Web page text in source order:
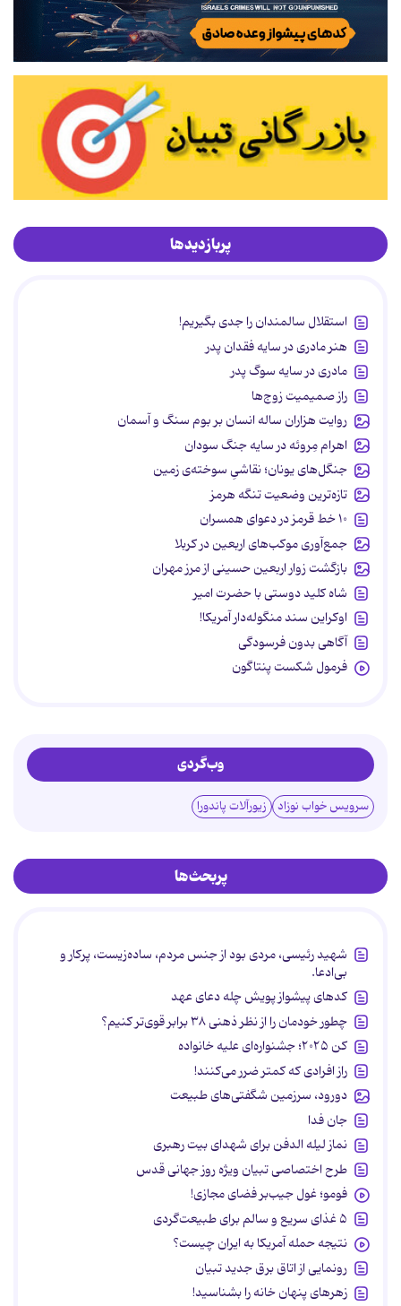
پربازدیدها
استقلال سالمندان را جدی بگیریم!
هنر مادری در سایه‌ فقدان پدر
مادری در سایه سوگ پدر
راز صمیمیت زوج‌ها
روایت هزاران ساله انسان بر بوم سنگ و آسمان
اهرام مِروئه در سایه جنگ سودان
جنگل‌های یونان؛ نقاشیِ سوخته‌ی زمین
تازه‌ترین وضعیت تنگه هرمز
۱۰ خط قرمز در دعوای همسران
جمع‌آوری موکب‌های اربعین در کربلا
بازگشت زوار اربعین حسینی از مرز مهران
شاه کلید دوستی با حضرت امیر
اوکراین سند منگوله‌دار آمریکا!
آگاهی بدون فرسودگی
فرمول شکست پنتاگون
وب‌گردی
سرویس خواب نوزاد زیورآلات پاندورا
پربحث‌ها
شهید رئیسی، مردی بود از جنس مردم، ساده‌زیست، پرکار و
بی‌ادعا.
کدهای پیشواز پویش چله دعای عهد
چطور خودمان را از نظر ذهنی ۳۸ برابر قوی‌تر کنیم؟
کن ۲۰۲۵؛ جشنواره‌ای علیه خانواده
راز افرادی که کمتر ضرر می‌کنند!
دورود، سرزمین شگفتی‌های طبیعت
جان فدا
نماز لیله الدفن برای شهدای بیت رهبری
طرح اختصاصی تبیان ویژه روز جهانی قدس
فومو؛ غول جیب‌بر فضای مجازی!
۵ غذای سریع و سالم برای طبیعت‌گردی
نتیجه حمله آمریکا به ایران چیست؟
رونمایی از اتاق برق جدید تبیان
زهرهای پنهان خانه را بشناسید!